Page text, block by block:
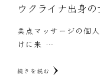
ウクライナ出身
美点マッサージの個
けに来 …
続きを読む